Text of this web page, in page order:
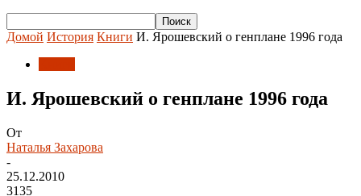
Домой История Книги И. Ярошевский о генплане 1996 года
И. Ярошевский о генплане 1996 года
От
Наталья Захарова
-
25.12.2010
3135